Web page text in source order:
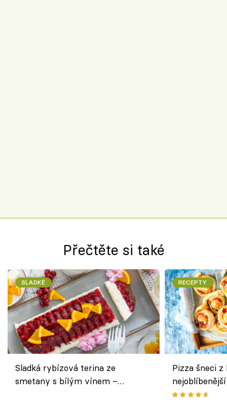
Přečtěte si také
SLADKÉ
Sladká rybízová terina ze
smetany s bílým vínem –
RECEPTY
Pizza šneci